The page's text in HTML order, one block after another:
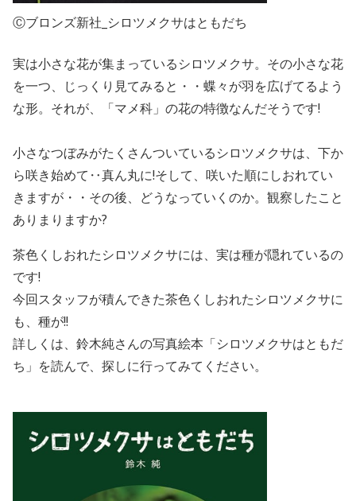
Ⓒブロンズ新社_シロツメクサはともだち
実は小さな花が集まっているシロツメクサ。その小さな花
を一つ、じっくり見てみると・・蝶々が羽を広げてるよう
な形。それが、「マメ科」の花の特徴なんだそうです!
小さなつぼみがたくさんついているシロツメクサは、下か
ら咲き始めて‥真ん丸に!そして、咲いた順にしおれてい
きますが・・その後、どうなっていくのか。観察したこと
ありまりますか?
茶色くしおれたシロツメクサには、実は種が隠れているの
です!
今回スタッフが積んできた茶色くしおれたシロツメクサに
も、種が!!
詳しくは、鈴木純さんの写真絵本「シロツメクサはともだ
ち」を読んで、探しに行ってみてください。